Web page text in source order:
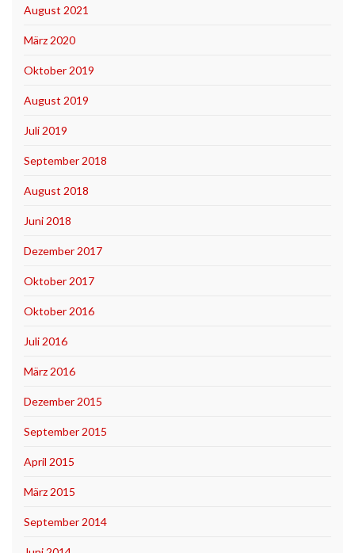
August 2021
März 2020
Oktober 2019
August 2019
Juli 2019
September 2018
August 2018
Juni 2018
Dezember 2017
Oktober 2017
Oktober 2016
Juli 2016
März 2016
Dezember 2015
September 2015
April 2015
März 2015
September 2014